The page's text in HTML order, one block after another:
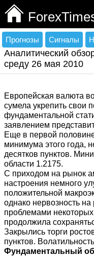
Прогнозы Сигналы
Аналитический
среду 26 мая 2010
Европейская валюта
сумела укрепить свои
фундаментальной
заявлением
Еще в первой
минимума этого года,
десятков пунктов.
области 1.2175.
С приходом на рынок
настроения немного
положительной
однако нервозность
проблемами
продолжила
Закрылись торги
пунктов.
Фундаментальный